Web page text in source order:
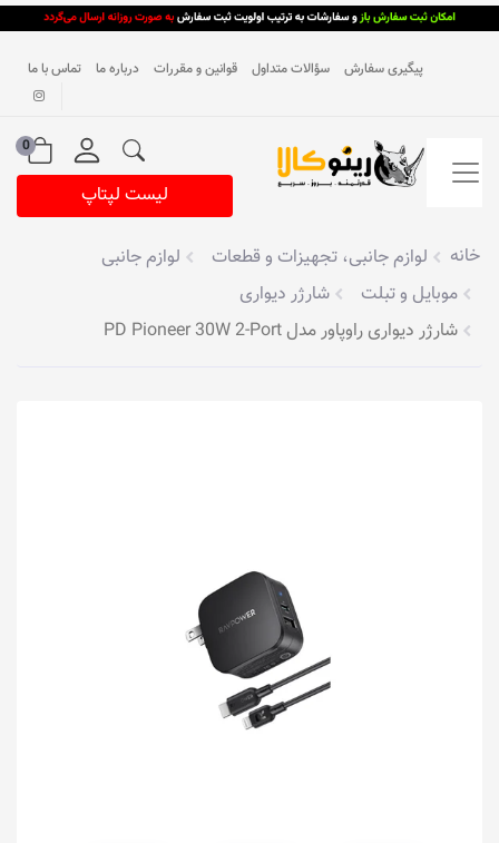
پیگیری سفارش سؤالات متداول قوانین و مقررات درباره ما تماس با ما
0
لیست لپتاپ
خانه لوازم جانبی، تجهیزات و قطعات
لوازم جانبی
موبایل و تبلت
شارژر دیواری
شارژر دیواری راوپاور مدل PD Pioneer 30W 2-Port